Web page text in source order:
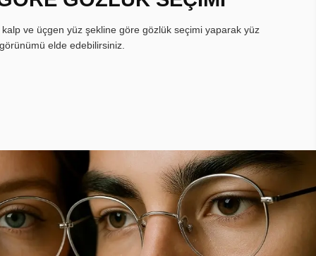
ve üçgen yüz şekline göre gözlük seçimi yaparak yüz
elde edebilirsiniz.